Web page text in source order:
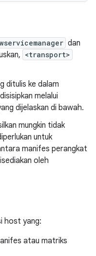
dan
<transport>
ditulis ke dalam
melalui
dijelaskan di bawah.
mungkin tidak
untuk
manifes perangkat
oleh
host yang:
atau matriks